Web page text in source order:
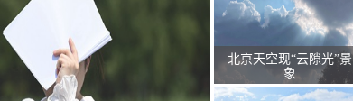
北京天空现“云隙光”景
象